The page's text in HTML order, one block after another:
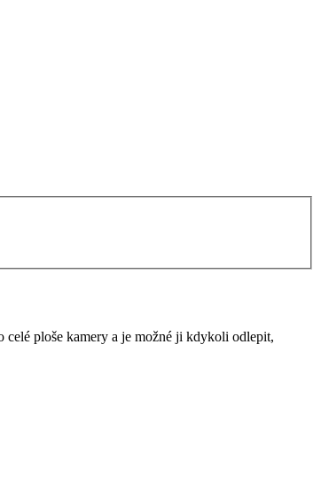
ploše kamery a je možné ji kdykoli odlepit,